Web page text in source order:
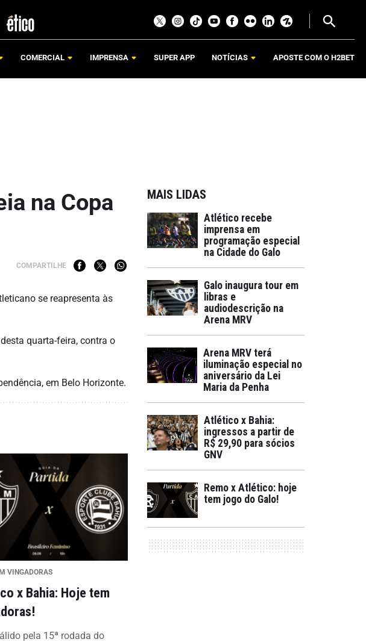
COMERCIAL IMPRENSA SUPER APP NOTÍCIAS APOSTE COM O H2BET
na Copa
COMPARTILHE
se reapresenta às
quarta-feira, contra o
em Belo Horizonte.
VINGADORAS
x Bahia: Hoje tem
pela 15ª rodada do
MAIS LIDAS
Atlético recebe
imprensa em
programação especial
na Cidade do Galo
Galo inaugura tour em
libras e
audiodescrição na
Arena MRV
Arena MRV terá
iluminação especial no
aniversário da Lei
Maria da Penha
Atlético x Bahia:
ingressos a partir de
R$ 29,90 para sócios
GNV
Remo x Atlético: hoje
tem jogo do Galo!